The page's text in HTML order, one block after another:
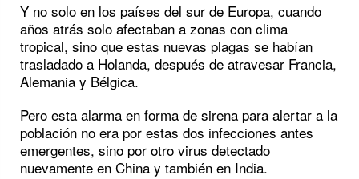
Y no solo en los países del sur de Europa, cuando
años atrás solo afectaban a zonas con clima
tropical, sino que estas nuevas plagas se habían
trasladado a Holanda, después de atravesar Francia,
Alemania y Bélgica.
Pero esta alarma en forma de sirena para alertar a la
población no era por estas dos infecciones antes
emergentes, sino por otro virus detectado
nuevamente en China y también en India.